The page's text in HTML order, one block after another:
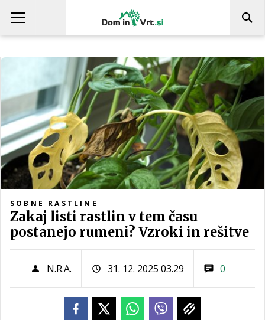
SOBNE RASTLINE
Zakaj listi rastlin v tem času
postanejo rumeni? Vzroki in rešitve
N.R.A. 31. 12. 2025 03.29 0